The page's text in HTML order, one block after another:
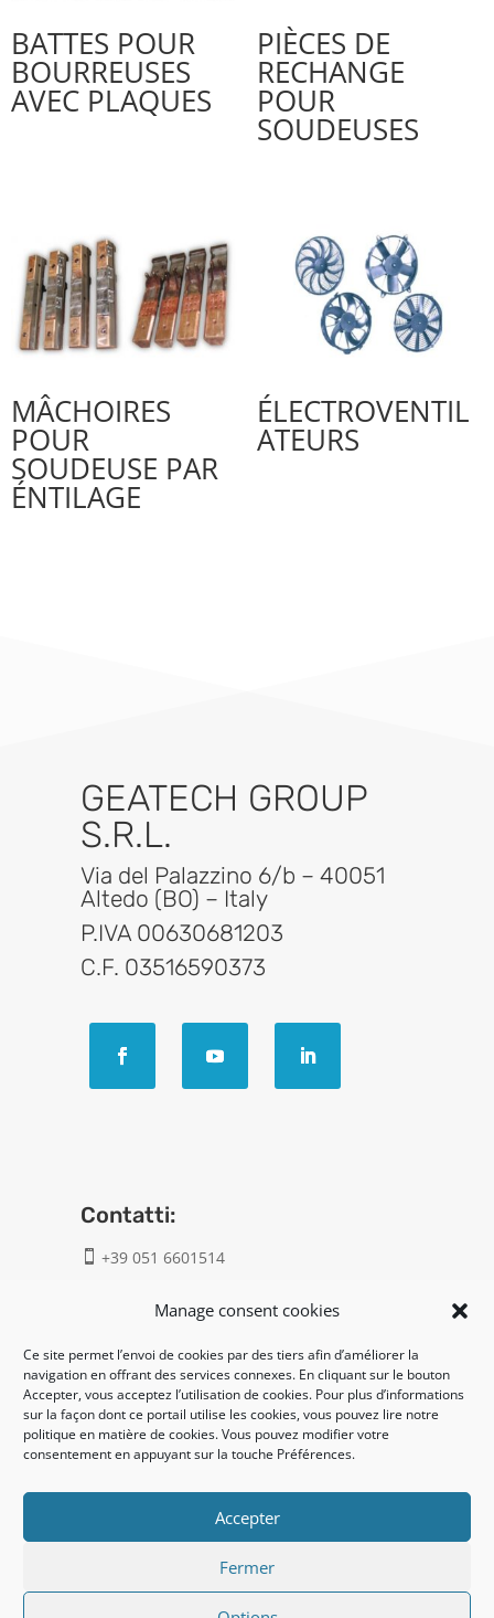
Manage consent cookies
Ce site permet l’envoi de cookies par des tiers afin d’améliorer la
navigation en offrant des services connexes. En cliquant sur le bouton
Accepter, vous acceptez l’utilisation de cookies. Pour plus d’informations
sur la façon dont ce portail utilise les cookies, vous pouvez lire notre
politique en matière de cookies. Vous pouvez modifier votre
consentement en appuyant sur la touche Préférences.
Accepter
Fermer
BATTES POUR
BOURREUSES
AVEC PLAQUES
PIÈCES DE
RECHANGE
POUR
SOUDEUSES
MÂCHOIRES
POUR
SOUDEUSE PAR
ÉNTILAGE
ÉLECTROVENTIL
ATEURS
GEATECH GROUP
S.R.L.
Via del Palazzino 6/b – 40051
Altedo (BO) – Italy
P.IVA 00630681203
C.F. 03516590373
Contatti:
 +39 051 6601514
info@geatech.it
UNI EN ISO 9001: 2015
Legal:
Privacy policy
UNI EN ISO 14001: 2015